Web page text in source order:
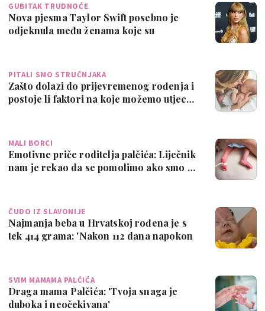
GUBITAK TRUDNOĆE
Nova pjesma Taylor Swift posebno je
odjeknula među ženama koje su
PITALI SMO STRUČNJAKA
Zašto dolazi do prijevremenog rođenja i
postoje li faktori na koje možemo utjec…
MALI BORCI
Emotivne priče roditelja palčića: Liječnik
nam je rekao da se pomolimo ako smo …
ČUDO IZ SLAVONIJE
Najmanja beba u Hrvatskoj rođena je s
tek 414 grama: 'Nakon 112 dana napokon
SVIM MAMAMA PALČIĆA
Draga mama Palčića: 'Tvoja snaga je
duboka i neočekivana'